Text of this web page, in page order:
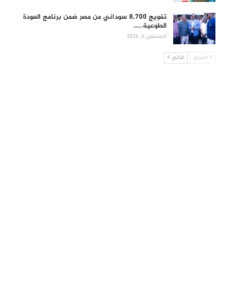
تفويج 8,700 سوداني من مصر ضمن برنامج العودة
الطوعية..…
أغسطس 6, 2026
السابق التالي